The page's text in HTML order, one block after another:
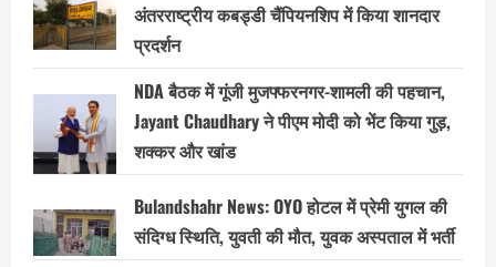
अंतरराष्ट्रीय कबड्डी चैंपियनशिप में किया शानदार
प्रदर्शन
NDA बैठक में गूंजी मुजफ्फरनगर-शामली की पहचान,
Jayant Chaudhary ने पीएम मोदी को भेंट किया गुड़,
शक्कर और खांड
Bulandshahr News: OYO होटल में प्रेमी युगल की
संदिग्ध स्थिति, युवती की मौत, युवक अस्पताल में भर्ती